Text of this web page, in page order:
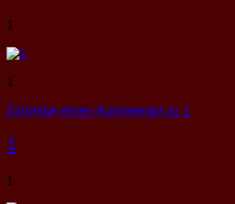
1
1
Schreibe einen Kommentar zu 1
1
1